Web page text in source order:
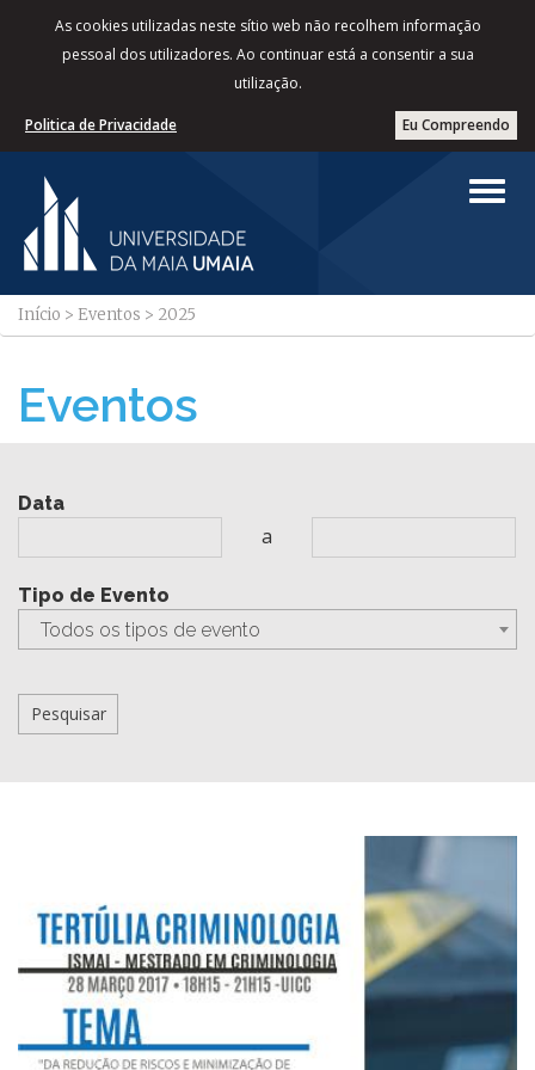
As cookies utilizadas neste sítio web não recolhem informação
pessoal dos utilizadores. Ao continuar está a consentir a sua
utilização.
Eu Compreendo
Politica de Privacidade
Início > Eventos > 2025
Eventos
Data
a
Tipo de Evento
Todos os tipos de evento